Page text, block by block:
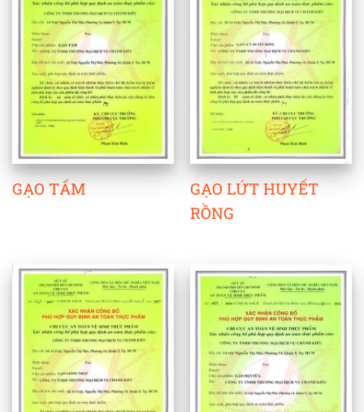
GẠO TẤM
GẠO LỨT HUYẾT
RỒNG